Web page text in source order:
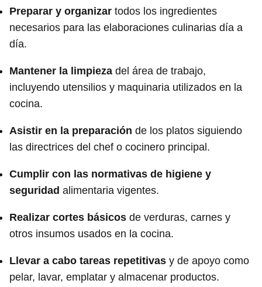
Preparar y organizar todos los ingredientes
necesarios para las elaboraciones culinarias día a
día.
Mantener la limpieza del área de trabajo,
incluyendo utensilios y maquinaria utilizados en la
cocina.
Asistir en la preparación de los platos siguiendo
las directrices del chef o cocinero principal.
Cumplir con las normativas de higiene y
seguridad alimentaria vigentes.
Realizar cortes básicos de verduras, carnes y
otros insumos usados en la cocina.
Llevar a cabo tareas repetitivas y de apoyo como
pelar, lavar, emplatar y almacenar productos.